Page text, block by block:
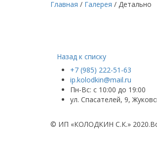
Главная / Галерея / Детально
Назад к списку
+7 (985) 222-51-63
ip.kolodkin@mail.ru
Пн-Вс: с 10:00 до 19:00
ул. Спасателей, 9,
© ИП «КОЛОДКИН С.К.» 2020.